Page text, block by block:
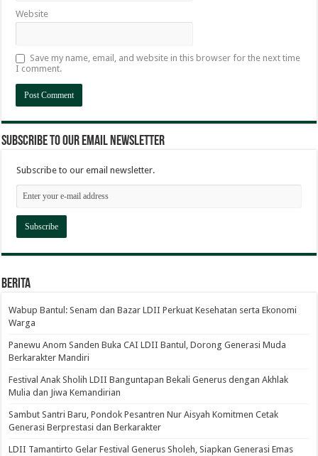
Website
Save my name, email, and website in this browser for the next time
I comment.
Subscribe to our email newsletter
Subscribe to our email newsletter.
Berita
Wabup Bantul: Senam dan Bazar LDII Perkuat Kesehatan serta Ekonomi
Warga
Panewu Anom Sanden Buka CAI LDII Bantul, Dorong Generasi Muda
Berkarakter Mandiri
Festival Anak Sholih LDII Banguntapan Bekali Generus dengan Akhlak
Mulia dan Jiwa Kemandirian
Sambut Santri Baru, Pondok Pesantren Nur Aisyah Komitmen Cetak
Generasi Berprestasi dan Berkarakter
LDII Tamantirto Gelar Festival Generus Sholeh, Siapkan Generasi Emas